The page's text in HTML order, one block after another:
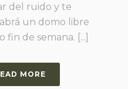
del ruido y te
un domo libre
fin de semana. [...]
MORE